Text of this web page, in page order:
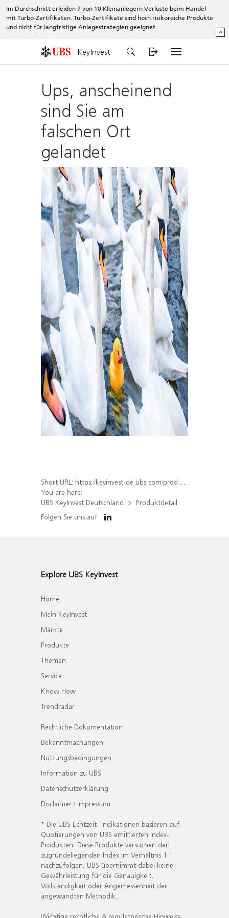
Im Durchschnitt erleiden 7 von 10 Kleinanlegern Verluste beim Handel
mit Turbo-Zertifikaten. Turbo-Zertifikate sind hoch risikoreiche Produkte
und nicht für langfristige Anlagestrategien geeignet.
^
KeyInvest
Ups, anscheinend
sind Sie am
falschen Ort
gelandet
Short URL: https://keyinvest-de.ubs.com/produkt/detail/index/isin/DE000WA76571
You are here:
UBS KeyInvest Deutschland
Produktdetail
Folgen Sie uns auf
Explore UBS KeyInvest
Home
Mein KeyInvest
Märkte
Produkte
Themen
Service
Know How
Trendradar
Rechtliche Dokumentation
Bekanntmachungen
Nutzungsbedingungen
Information zu UBS
Datenschutzerklärung
Disclaimer / Impressum
* Die UBS Echtzeit- Indikationen basieren auf
Quotierungen von UBS emittierten Index-
Produkten. Diese Produkte versuchen den
zugrundeliegenden Index im Verhältnis 1:1
nachzufolgen. UBS übernimmt dabei keine
Gewährleistung für die Genauigkeit,
Vollständigkeit oder Angemessenheit der
angewandten Methodik.